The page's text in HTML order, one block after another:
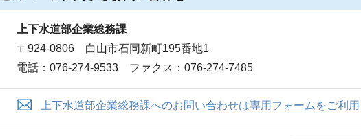
上下水道部企業総務課
〒924-0806 白山市石同新町195番地1
電話：076-274-9533 ファクス：076-274-7485
上下水道部企業総務課へのお問い合わせは専用フォームをご利用